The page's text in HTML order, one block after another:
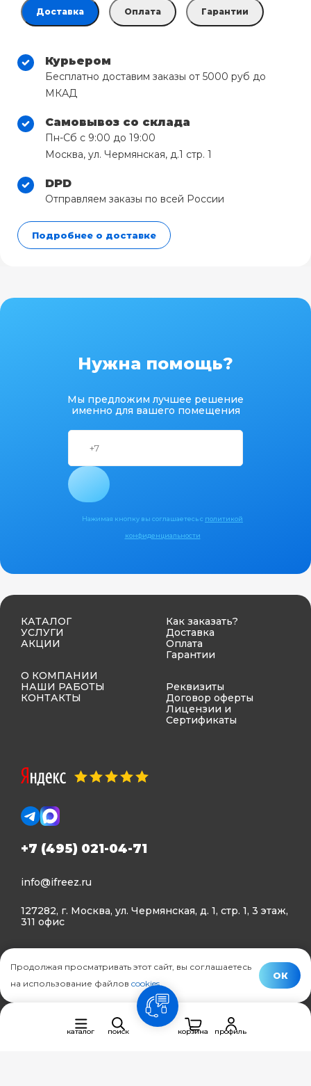
Доставка Оплата Гарантии
Курьером
Бесплатно доставим заказы от 5000 руб до
МКАД
Самовывоз со склада
Пн-Сб с 9:00 до 19:00
Москва, ул. Чермянская, д.1 стр. 1
DPD
Отправляем заказы по всей России
Подробнее о доставке
Нужна помощь?
Мы предложим лучшее решение
именно для вашего помещения
Нажимая кнопку вы соглашаетесь с политикой
конфиденциальности
КАТАЛОГ
УСЛУГИ
АКЦИИ
О КОМПАНИИ
НАШИ РАБОТЫ
КОНТАКТЫ
Как заказать?
Доставка
Оплата
Гарантии
Реквизиты
Договор оферты
Лицензии и
Сертификаты
+7 (495) 021-04-71
info@ifreez.ru
127282, г. Москва, ул. Чермянская, д. 1, стр. 1, 3 этаж,
311 офис
Политика конфиденциальности
© Ifreez - продажа и установка климатической техники,
каталог поиск
связь
корзина
профиль
Продолжая просматривать этот сайт, вы соглашаетесь
на использование файлов cookies.
ОК